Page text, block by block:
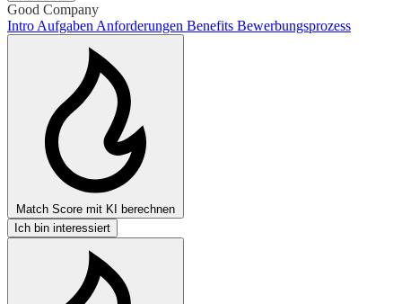
Good Company
Intro Aufgaben Anforderungen Benefits Bewerbungsprozess
Match Score mit KI berechnen
Ich bin interessiert